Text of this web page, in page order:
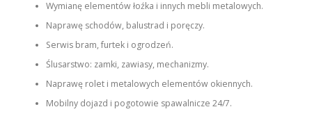
Wymianę elementów łoźka i innych mebli metalowych.
Naprawę schodów, balustrad i poręczy.
Serwis bram, furtek i ogrodzeń.
Ślusarstwo: zamki, zawiasy, mechanizmy.
Naprawę rolet i metalowych elementów okiennych.
Mobilny dojazd i pogotowie spawalnicze 24/7.